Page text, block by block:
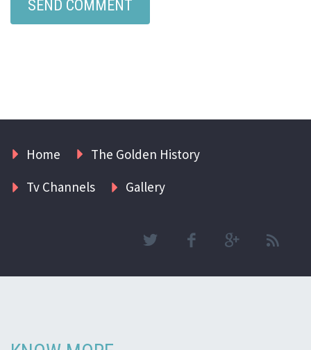
Home
The Golden History
Tv Channels
Gallery